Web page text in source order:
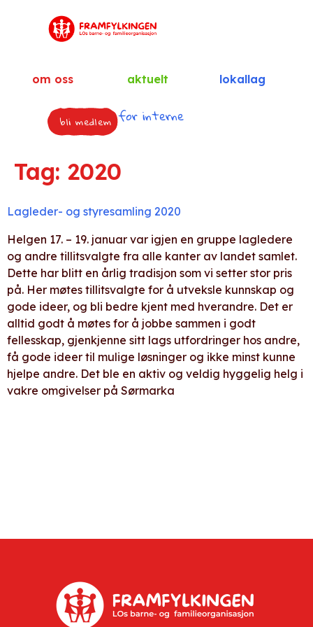
om oss aktuelt lokallag
bli medlem for interne
Tag: 2020
Lagleder- og styresamling 2020
Helgen 17. – 19. januar var igjen en gruppe lagledere
og andre tillitsvalgte fra alle kanter av landet samlet.
Dette har blitt en årlig tradisjon som vi setter stor pris
på. Her møtes tillitsvalgte for å utveksle kunnskap og
gode ideer, og bli bedre kjent med hverandre. Det er
alltid godt å møtes for å jobbe sammen i godt
fellesskap, gjenkjenne sitt lags utfordringer hos andre,
få gode ideer til mulige løsninger og ikke minst kunne
hjelpe andre. Det ble en aktiv og veldig hyggelig helg i
vakre omgivelser på Sørmarka